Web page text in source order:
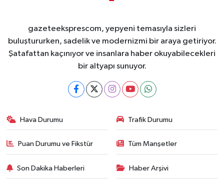
gazeteeksprescom, yepyeni temasıyla sizleri
buluştururken, sadelik ve modernizmi bir araya getiriyor.
Şatafattan kaçınıyor ve insanlara haber okuyabilecekleri
bir altyapı sunuyor.
Hava Durumu Trafik Durumu
Puan Durumu ve Fikstür Tüm Manşetler
Son Dakika Haberleri Haber Arşivi